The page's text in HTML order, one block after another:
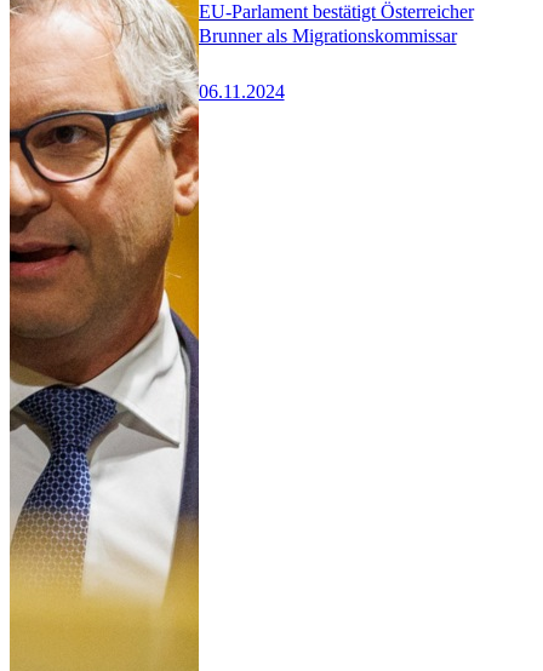
EU-Parlament bestätigt Österreicher
Brunner als Migrationskommissar
06.11.2024